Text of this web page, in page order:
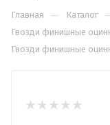
Главная — Каталог
Гвозди финишные
Гвозди финишные